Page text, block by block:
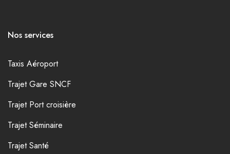
Nos services
Taxis Aéroport
Trajet Gare SNCF
Trajet Port croisière
Trajet Séminaire
Trajet Santé